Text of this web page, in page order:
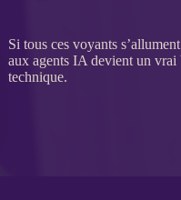
Si tous ces voyants
aux agents IA devient un vrai
technique.